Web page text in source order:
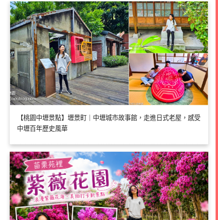
【桃園中壢景點】壢景町｜中壢城市故事館，走進日式老屋，感受
中壢百年歷史風華